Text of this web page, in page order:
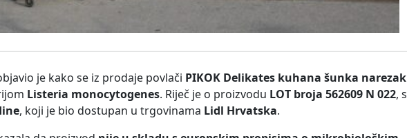
je kako se iz prodaje povlači PIKOK Delikates kuhana šunka narezak
Listeria monocytogenes. Riječ je o proizvodu LOT broja 562609 N 022, s
, koji je bio dostupan u trgovinama Lidl Hrvatska.